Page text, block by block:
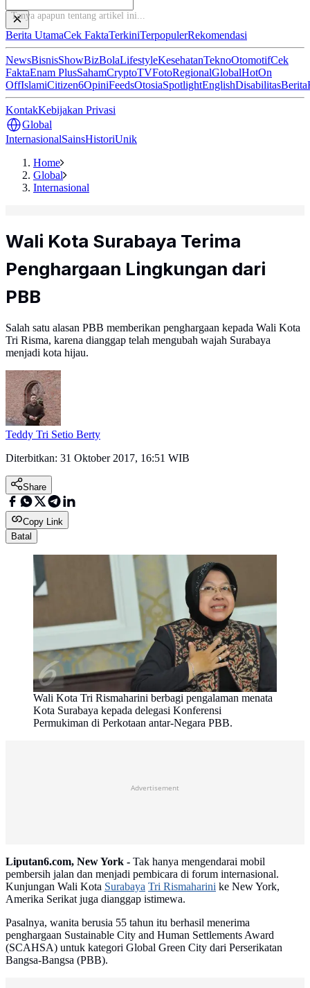
Tanya apapun tenta
Berita UtamaCek FaktaTerkiniTerpopulerRekomendasi
NewsBisnisShowBizBolaLifestyleKesehatanTeknoOtomotifCek
FaktaEnam PlusSahamCryptoTVFotoRegionalGlobalHotOn
OffIslamiCitizen6OpiniFeedsOtosiaSpotlightEnglishDisabilitasBerita
KontakKebijakan Privasi
Global
InternasionalSainsHistoriUnik
Home
Global
Internasional
Wali Kota Surabaya Terima
Penghargaan Lingkungan dari
PBB
Salah satu alasan PBB memberikan penghargaan kepada Wali Kota
Tri Risma, karena dianggap telah mengubah wajah Surabaya
menjadi kota hijau.
Teddy Tri Setio Berty
Diterbitkan: 31 Oktober 2017, 16:51 WIB
Share
Copy Link
Batal
Wali Kota Tri Rismaharini berbagi pengalaman menata
Kota Surabaya kepada delegasi Konferensi
Permukiman di Perkotaan antar-Negara PBB.
Advertisement
Liputan6.com, New York - Tak hanya mengendarai mobil
pembersih jalan dan menjadi pembicara di forum internasional.
Kunjungan Wali Kota Surabaya Tri Rismaharini ke New York,
Amerika Serikat juga dianggap istimewa.
Pasalnya, wanita berusia 55 tahun itu berhasil menerima
penghargaan Sustainable City and Human Settlements Award
(SCAHSA) untuk kategori Global Green City dari Perserikatan
Bangsa-Bangsa (PBB).